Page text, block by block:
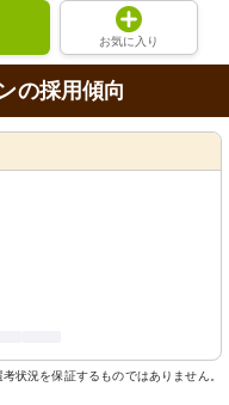
お気に入り
の採用傾向
状況を保証するものではありません。